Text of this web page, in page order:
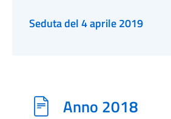
Seduta del 4 aprile 2019
Anno 2018